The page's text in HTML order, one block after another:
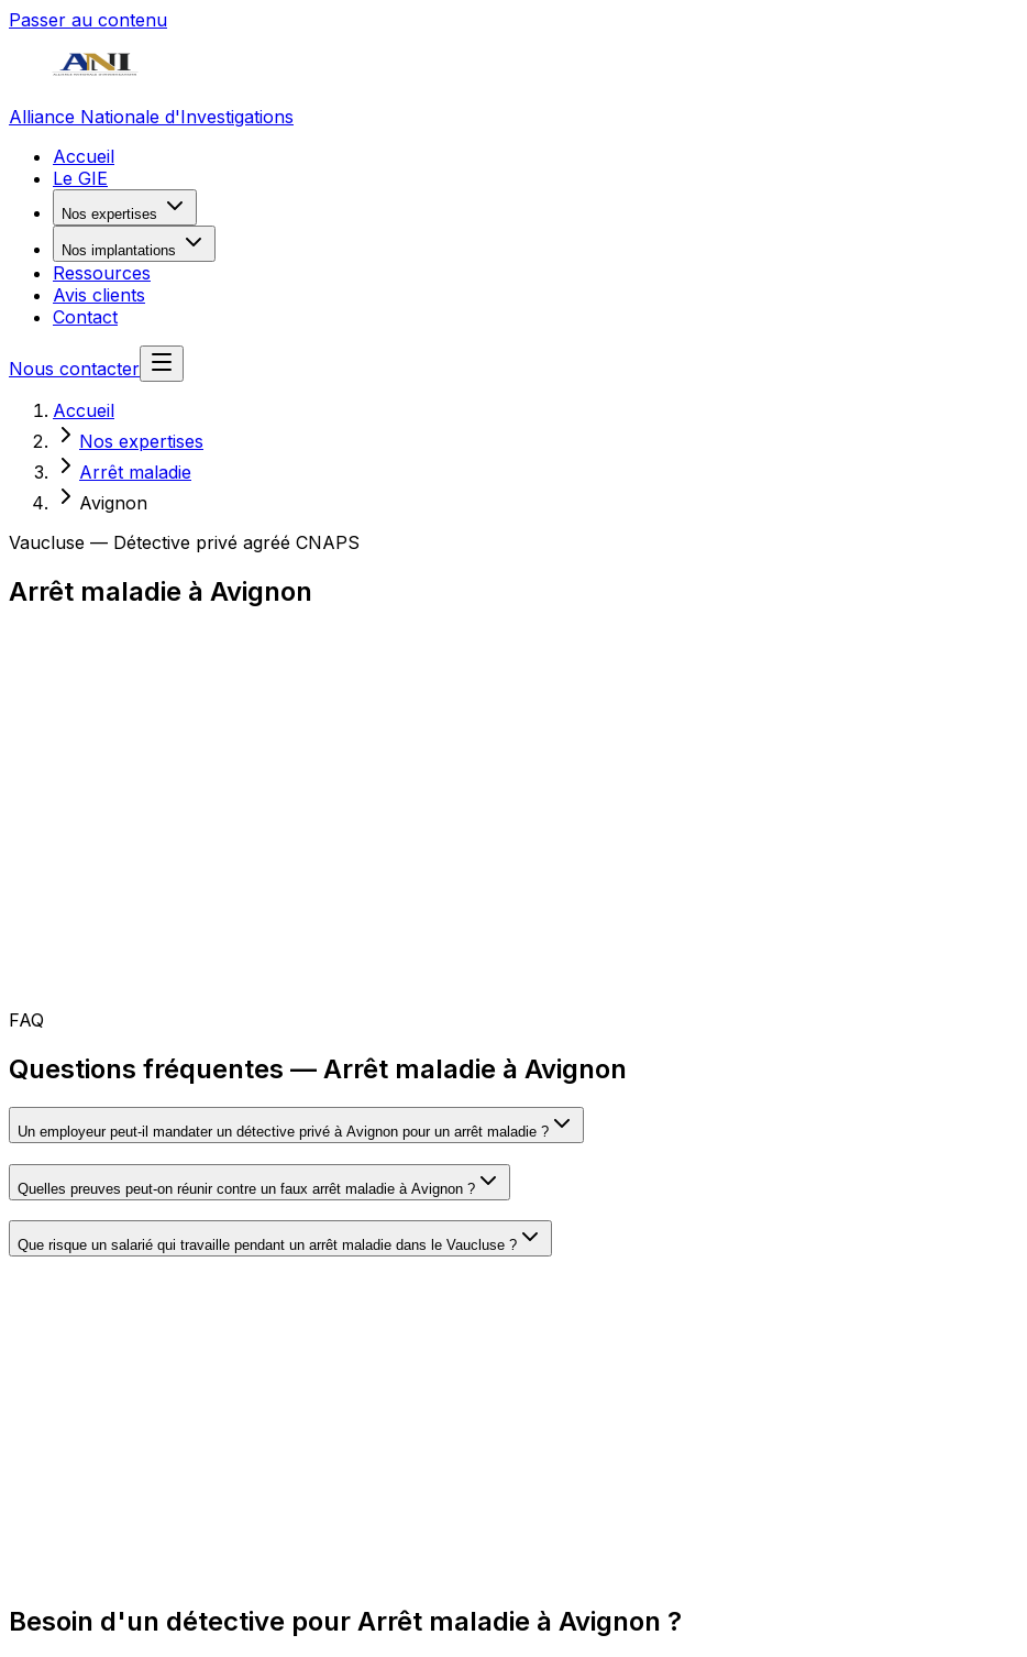
Passer au contenu
Alliance Nationale d'Investigations
Accueil
Le GIE
Nos expertises
Nos implantations
Ressources
Avis clients
Contact
Nous contacter
Accueil
Nos expertises
Arrêt maladie
Avignon
Vaucluse — Détective privé agréé CNAPS
Arrêt maladie à Avignon
FAQ
Questions fréquentes — Arrêt maladie à Avignon
Un employeur peut-il mandater un détective privé à Avignon pour un arrêt maladie ?
Quelles preuves peut-on réunir contre un faux arrêt maladie à Avignon ?
Que risque un salarié qui travaille pendant un arrêt maladie dans le Vaucluse ?
Besoin d'un détective pour Arrêt maladie à Avignon ?